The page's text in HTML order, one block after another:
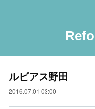
ルビアス野田
2016.07.01 03:00